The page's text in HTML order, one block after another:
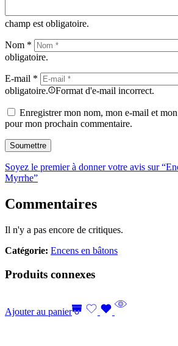
champ est obligatoire.
Nom *
obligatoire.
E-mail *
obligatoire.
Format d'e-mail incorrect.
Enregistrer mon nom, mon e-mail et
pour mon prochain commentaire.
Soyez le premier à donner votre avis sur
Myrrhe”
Commentaires
Il n'y a pas encore de critiques.
Catégorie: Encens en bâtons
Produits connexes
Ajouter au panier